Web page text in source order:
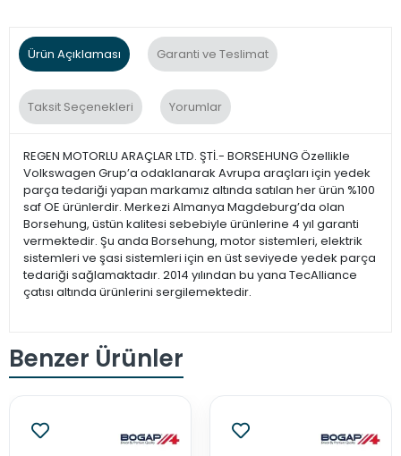
Ürün Açıklaması Garanti ve Teslimat
Taksit Seçenekleri Yorumlar
REGEN MOTORLU ARAÇLAR LTD. ŞTİ.- BORSEHUNG Özellikle
Volkswagen Grup’a odaklanarak Avrupa araçları için yedek
parça tedariği yapan markamız altında satılan her ürün %100
saf OE ürünlerdir. Merkezi Almanya Magdeburg’da olan
Borsehung, üstün kalitesi sebebiyle ürünlerine 4 yıl garanti
vermektedir. Şu anda Borsehung, motor sistemleri, elektrik
sistemleri ve şasi sistemleri için en üst seviyede yedek parça
tedariği sağlamaktadır. 2014 yılından bu yana TecAlliance
çatısı altında ürünlerini sergilemektedir.
Benzer Ürünler